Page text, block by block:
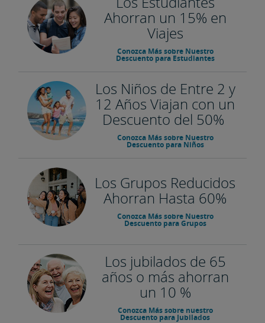
Ahorran un 15% en
Viajes
Conozca Más sobre Nuestro
Descuento para Estudiantes
Los Niños de Entre 2 y
12 Años Viajan con un
Descuento del 50%
Conozca Más sobre Nuestro
Descuento para Niños
Los Grupos Reducidos
Ahorran Hasta 60%
Conozca Más sobre Nuestro
Descuento para Grupos
Los jubilados de 65
años o más ahorran
un 10 %
Conozca Más sobre nuestro
Descuento para Jubilados